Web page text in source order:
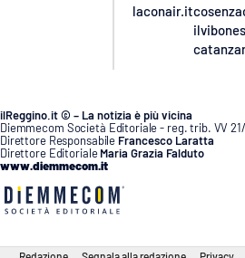
laconair.it
ilReggino.it © – La notizia è più vicina
Diemmecom Società Editoriale - reg. trib. VV 21/
Direttore Responsabile Francesco Laratta
Direttore Editoriale Maria Grazia Falduto
www.diemmecom.it